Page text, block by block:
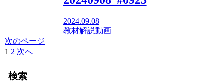
2024.09.08
教材解説動画
次のページ
1 2 次へ
検索